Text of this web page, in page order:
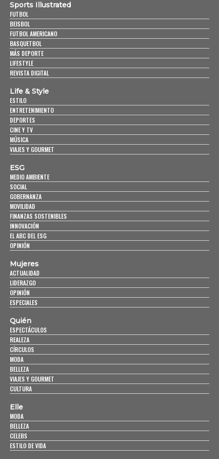
Sports Illustrated
FUTBOL
BEISBOL
FUTBOL AMERICANO
BASQUETBOL
MÁS DEPORTE
LIFESTYLE
REVISTA DIGITAL
Life & Style
ESTILO
ENTRETENIMIENTO
DEPORTES
CINE Y TV
MÚSICA
VIAJES Y GOURMET
ESG
MEDIO AMBIENTE
SOCIAL
GOBERNANZA
MOVILIDAD
FINANZAS SOSTENIBLES
INNOVACIÓN
EL ABC DEL ESG
OPINIÓN
Mujeres
ACTUALIDAD
LIDERAZGO
OPINIÓN
ESPECIALES
Quién
ESPECTÁCULOS
REALEZA
CÍRCULOS
MODA
BELLEZA
VIAJES Y GOURMET
CULTURA
Elle
MODA
BELLEZA
CELEBS
ESTILO DE VIDA